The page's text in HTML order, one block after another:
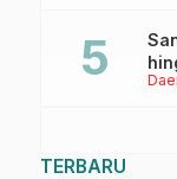
TERBARU